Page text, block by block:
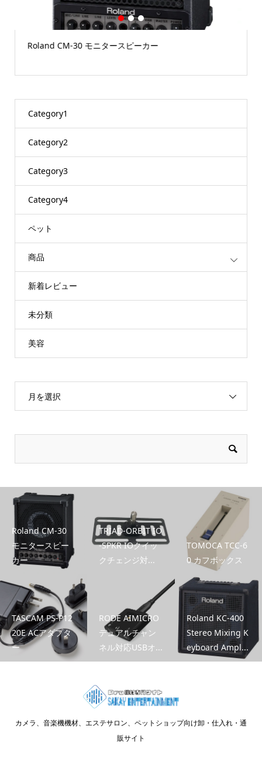
Roland CM-30 モニタースピーカー
1 2 3
Category1
Category2
Category3
Category4
ペット
商品
新着レビュー
未分類
美容
月を選択
Roland CM-30
モニタースピー
カー
TRIAD-ORBIT IO
-SPKR IOクイッ
クチェンジ対...
TOMOCA TCC-6
0 カフボックス
TASCAM PS-P12
20E ACアダプタ
ー
RODE AIMICRO
デュアルチャン
ネル対応USBオ...
Roland KC-400
Stereo Mixing K
eyboard Ampl...
カメラ、音楽機機材、エステサロン、ペットショップ向け卸・仕入れ・通
販サイト